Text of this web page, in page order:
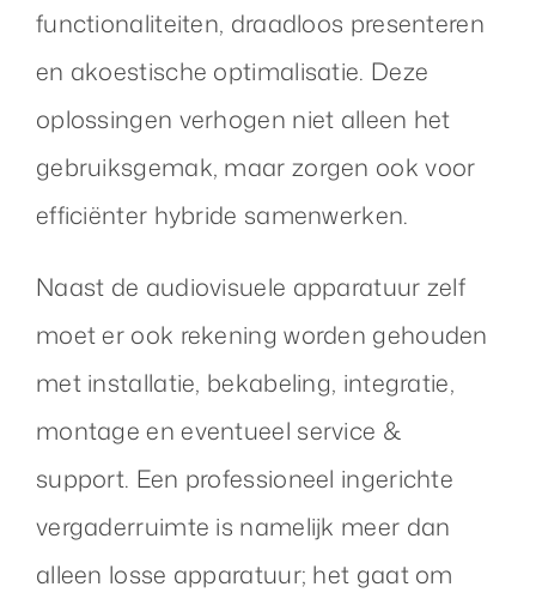
functionaliteiten, draadloos presenteren
en akoestische optimalisatie. Deze
oplossingen verhogen niet alleen het
gebruiksgemak, maar zorgen ook voor
efficiënter hybride samenwerken.
Naast de audiovisuele apparatuur zelf
moet er ook rekening worden gehouden
met installatie, bekabeling, integratie,
montage en eventueel service &
support. Een professioneel ingerichte
vergaderruimte is namelijk meer dan
alleen losse apparatuur; het gaat om